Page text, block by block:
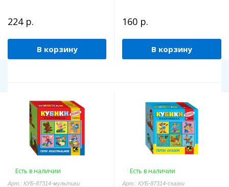
224 р.
В корзину
160 р.
В корзину
Есть в наличии
Арт.: КУБ-87314-мультики
Есть в наличии
Арт.: КУБ-87314-сказки